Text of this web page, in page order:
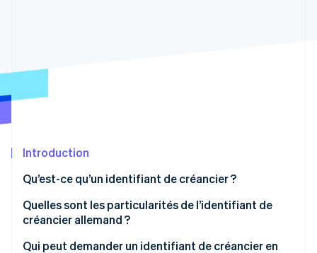
Climate
Vérification de l'identité
Découvrez comment Stripe construit l’infrastructure
Introduction
Qu’est-ce qu’un identifiant de créancier ?
Quelles sont les particularités de l’identifiant de
créancier allemand ?
Qui peut demander un identifiant de créancier en